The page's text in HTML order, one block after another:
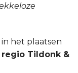
in het plaatsen
Tildonk &